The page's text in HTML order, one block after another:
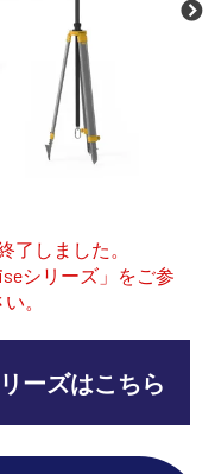
しました。
シリーズ」をご参
。
ーズはこちら